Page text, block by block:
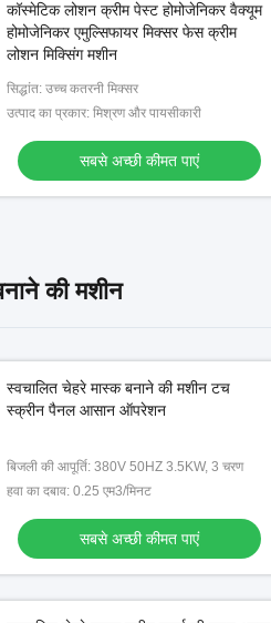
कॉस्मेटिक लोशन क्रीम पेस्ट होमोजेनिकर वैक्यूम
होमोजेनिकर एमुल्सिफायर मिक्सर फेस क्रीम
लोशन मिक्सिंग मशीन
सिद्धांत: उच्च कतरनी मिक्सर
उत्पाद का प्रकार: मिश्रण और पायसीकारी
सबसे अच्छी कीमत पाएं
की मशीन
स्वचालित चेहरे मास्क बनाने की मशीन टच
स्क्रीन पैनल आसान ऑपरेशन
बिजली की आपूर्ति: 380V 50HZ 3.5KW, 3 चरण
हवा का दबाव: 0.25 एम3/मिनट
सबसे अच्छी कीमत पाएं